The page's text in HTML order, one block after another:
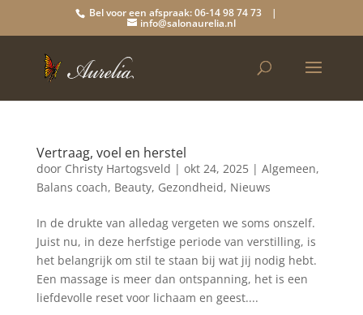
Bel voor een afspraak: 06-14 98 74 73 |
info@salonaurelia.nl
Vertraag, voel en herstel
door Christy Hartogsveld | okt 24, 2025| Algemeen,
Balans coach, Beauty, Gezondheid, Nieuws
In de drukte van alledag vergeten we soms onszelf.
Juist nu, in deze herfstige periode van verstilling, is
het belangrijk om stil te staan bij wat jij nodig hebt.
Een massage is meer dan ontspanning, het is een
liefdevolle reset voor lichaam en geest....